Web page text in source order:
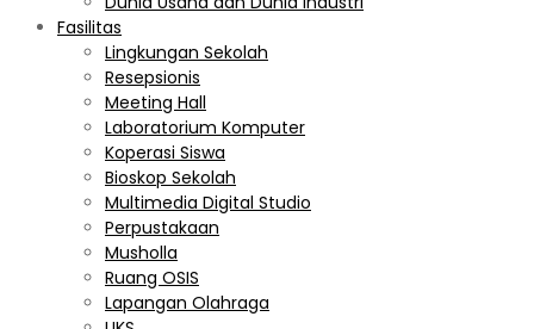
Fasilitas
Lingkungan Sekolah
Resepsionis
Meeting Hall
Laboratorium Komputer
Koperasi Siswa
Bioskop Sekolah
Multimedia Digital Studio
Perpustakaan
Musholla
Ruang OSIS
Lapangan Olahraga